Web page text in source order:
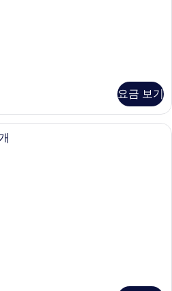
요금 보기
슈피리어룸, 킹사이즈침대 1개 | 미니